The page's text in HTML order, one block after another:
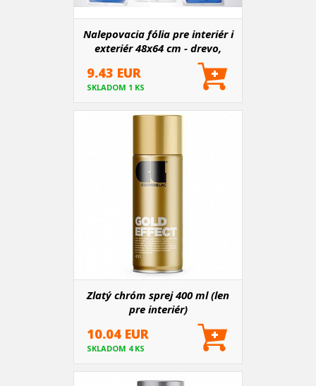
Nalepovacia fólia pre interiér i
exteriér 48x64 cm - drevo,
9.43 EUR
SKLADOM 1 KS
Zlatý chróm sprej 400 ml (len
pre interiér)
10.04 EUR
SKLADOM 4 KS